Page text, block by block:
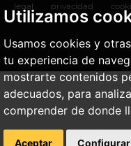
Utilizamos
Usamos cookies y
tu experiencia de
mostrarte contenidos
adecuados, para
comprender de donde
Aceptar Configurar
legal
privacidad